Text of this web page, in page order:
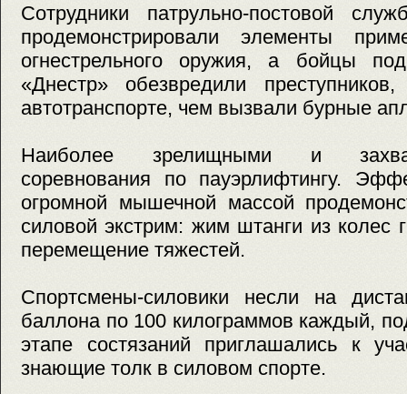
Сотрудники патрульно-постовой
продемонстрировали элементы
огнестрельного оружия, а бойцы
«Днестр» обезвредили
автотранспорте, чем вызвали бурные
Наиболее зрелищными и
соревнования по пауэрлифтингу.
огромной мышечной массой
силовой экстрим: жим штанги из колес
перемещение тяжестей.
Спортсмены-силовики несли на
баллона по 100 килограммов каждый,
этапе состязаний приглашались к
знающие толк в силовом спорте.